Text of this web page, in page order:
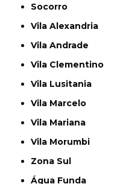
Socorro
Vila Alexandria
Vila Andrade
Vila Clementino
Vila Lusitania
Vila Marcelo
Vila Mariana
Vila Morumbi
Zona Sul
Água Funda